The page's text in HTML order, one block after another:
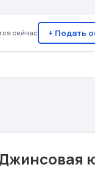
сейчас + Подать